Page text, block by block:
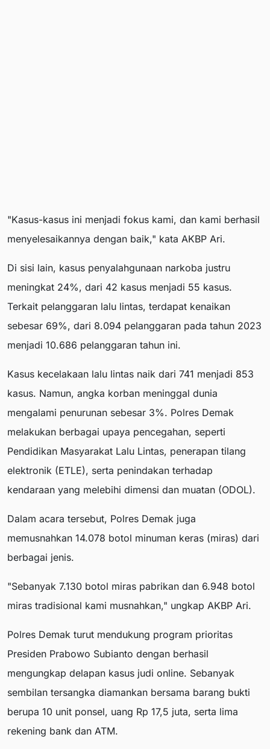
"Kasus-kasus ini menjadi fokus kami, dan kami berhasil
menyelesaikannya dengan baik," kata AKBP Ari.
Di sisi lain, kasus penyalahgunaan narkoba justru
meningkat 24%, dari 42 kasus menjadi 55 kasus.
Terkait pelanggaran lalu lintas, terdapat kenaikan
sebesar 69%, dari 8.094 pelanggaran pada tahun 2023
menjadi 10.686 pelanggaran tahun ini.
Kasus kecelakaan lalu lintas naik dari 741 menjadi 853
kasus. Namun, angka korban meninggal dunia
mengalami penurunan sebesar 3%. Polres Demak
melakukan berbagai upaya pencegahan, seperti
Pendidikan Masyarakat Lalu Lintas, penerapan tilang
elektronik (ETLE), serta penindakan terhadap
kendaraan yang melebihi dimensi dan muatan (ODOL).
Dalam acara tersebut, Polres Demak juga
memusnahkan 14.078 botol minuman keras (miras) dari
berbagai jenis.
"Sebanyak 7.130 botol miras pabrikan dan 6.948 botol
miras tradisional kami musnahkan," ungkap AKBP Ari.
Polres Demak turut mendukung program prioritas
Presiden Prabowo Subianto dengan berhasil
mengungkap delapan kasus judi online. Sebanyak
sembilan tersangka diamankan bersama barang bukti
berupa 10 unit ponsel, uang Rp 17,5 juta, serta lima
rekening bank dan ATM.